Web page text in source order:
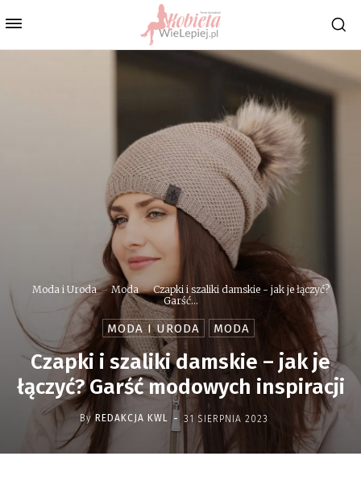
Moda i Uroda Moda
Czapki i szaliki damskie - jak je łączyć?
Garść...
MODA I URODA MODA
Czapki i szaliki damskie – jak je
łączyć? Garść modowych inspiracji
By REDAKCJA KWL - 31 SIERPNIA 2023